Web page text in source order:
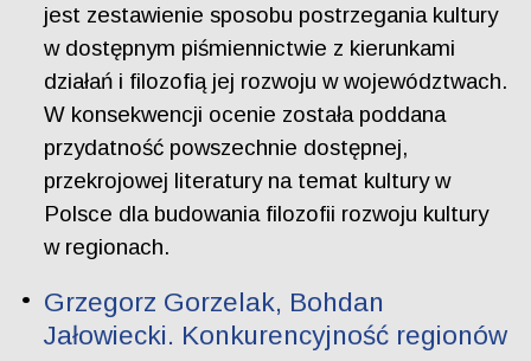
jest zestawienie sposobu postrzegania kultury
w dostępnym piśmiennictwie z kierunkami
działań i filozofią jej rozwoju w województwach.
W konsekwencji ocenie została poddana
przydatność powszechnie dostępnej,
przekrojowej literatury na temat kultury w
Polsce dla budowania filozofii rozwoju kultury
w regionach.
Grzegorz Gorzelak, Bohdan
Jałowiecki. Konkurencyjność regionów